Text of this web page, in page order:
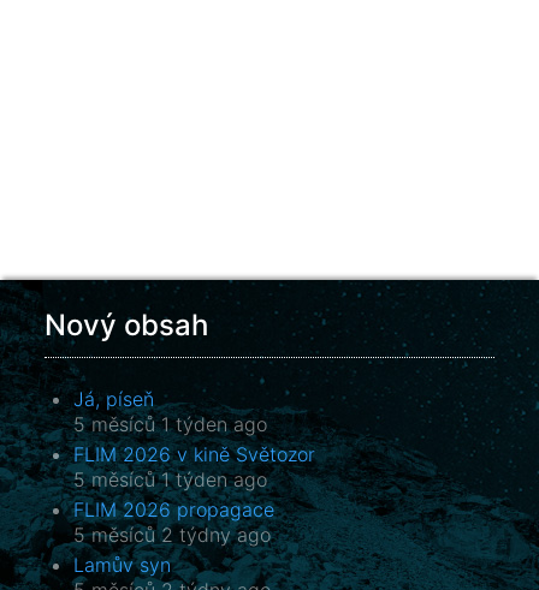
Nový obsah
Já, píseň
5 měsíců 1 týden ago
FLIM 2026 v kině Světozor
5 měsíců 1 týden ago
FLIM 2026 propagace
5 měsíců 2 týdny ago
Lamův syn